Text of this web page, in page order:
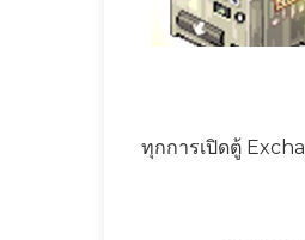
ทุกการเปิดตู้